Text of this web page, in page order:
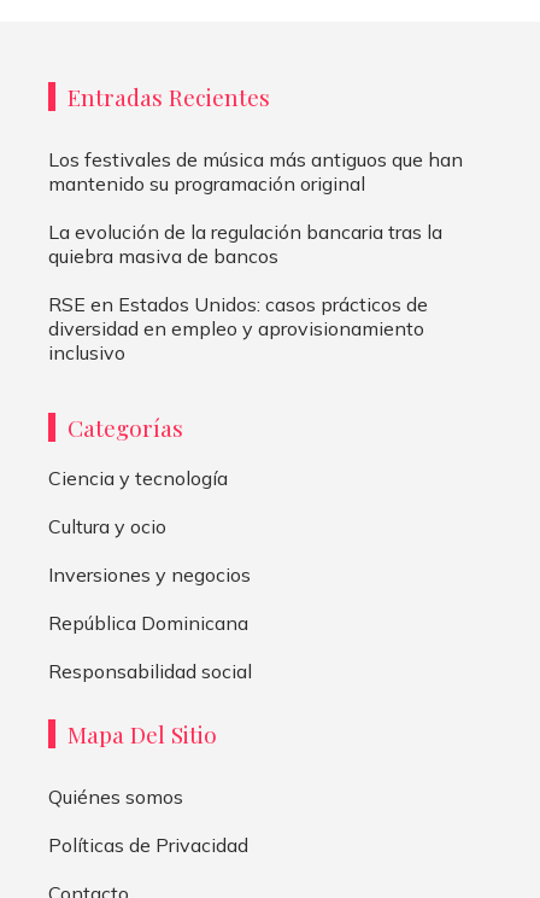
Entradas Recientes
Los festivales de música más antiguos que han
mantenido su programación original
La evolución de la regulación bancaria tras la
quiebra masiva de bancos
RSE en Estados Unidos: casos prácticos de
diversidad en empleo y aprovisionamiento
inclusivo
Categorías
Ciencia y tecnología
Cultura y ocio
Inversiones y negocios
República Dominicana
Responsabilidad social
Mapa Del Sitio
Quiénes somos
Políticas de Privacidad